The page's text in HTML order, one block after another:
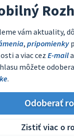
vám aktuality,
, pripomienky
a viac cezE-maila
môžete
.
Odoberať
Zistiť viac o